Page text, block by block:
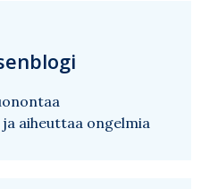
aiheuttaa ongelmia